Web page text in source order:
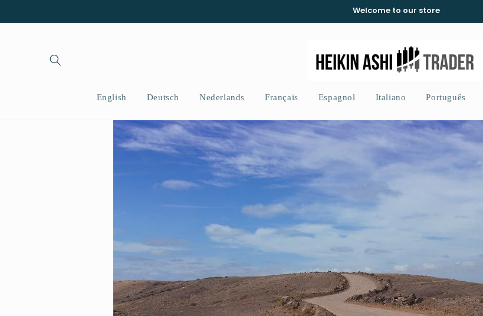
進む
Welcome to our store
English Deutsch Nederlands Français Espagnol Italiano Português